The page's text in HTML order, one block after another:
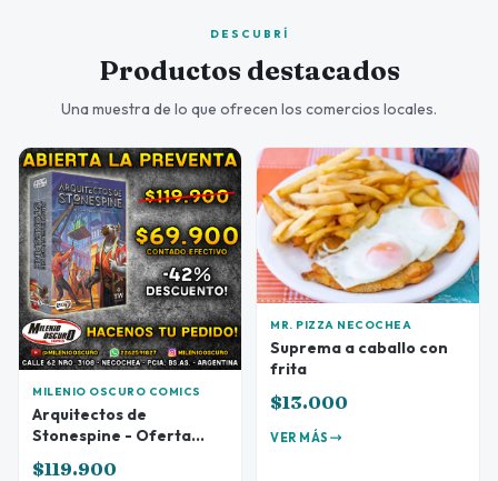
DESCUBRÍ
Productos destacados
Una muestra de lo que ofrecen los comercios locales.
MILENIO OSCURO COMICS
Arquitectos de
Stonespine - Oferta
Preventa
$119.900
MR. PIZZA NECOCHEA
Suprema a caballo con
frita
$13.000
VER MÁS